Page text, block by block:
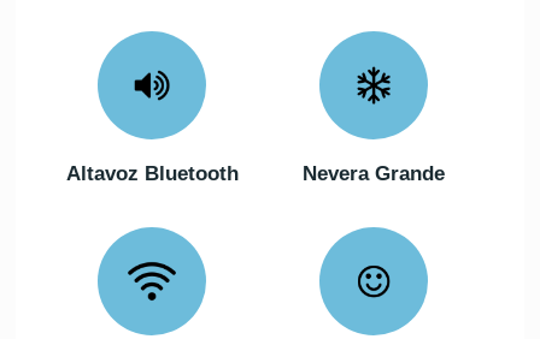
Altavoz Bluetooth Nevera Grande